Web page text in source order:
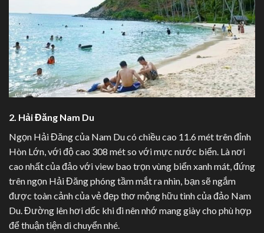
2. Hải Đăng Nam Du
Ngọn Hải Đăng của Nam Du có chiều cao 11.6 mét trên đỉnh
Hòn Lớn, với độ cao 308 mét so với mực nước biển. Là nơi
cao nhất của đảo với view bao trọn vùng biển xanh mát, đứng
trên ngọn Hải Đăng phóng tầm mắt ra nhìn, bạn sẽ ngắm
được toàn cảnh của vẻ đẹp thơ mộng hữu tình của đảo Nam
Du. Đường lên hơi dốc khi đi nên nhớ mang giày cho phù hợp
để thuận tiện di chuyển nhé.